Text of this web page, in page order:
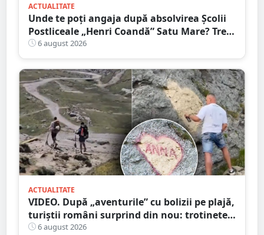
ACTUALITATE
Unde te poți angaja după absolvirea Școlii
Postliceale „Henri Coandă” Satu Mare? Trei
calificări medicale, numeroase oportunități
de carieră
6 august 2026
ACTUALITATE
VIDEO. După „aventurile” cu bolizii pe plajă,
turiștii români surprind din nou: trotinete
pe Bucegi și declarații de dragoste pe stânci
6 august 2026